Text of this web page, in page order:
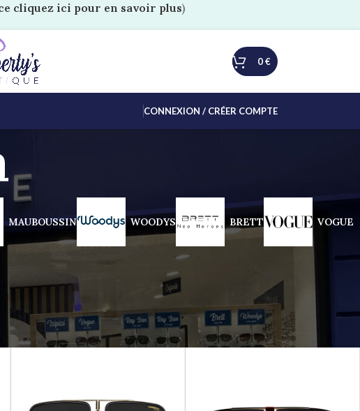
cliquez ici pour en savoir plus)
0€
CONNEXION / CRÉER COMPTE
MAUBOUSSIN WOODYS BRETT VOGUE